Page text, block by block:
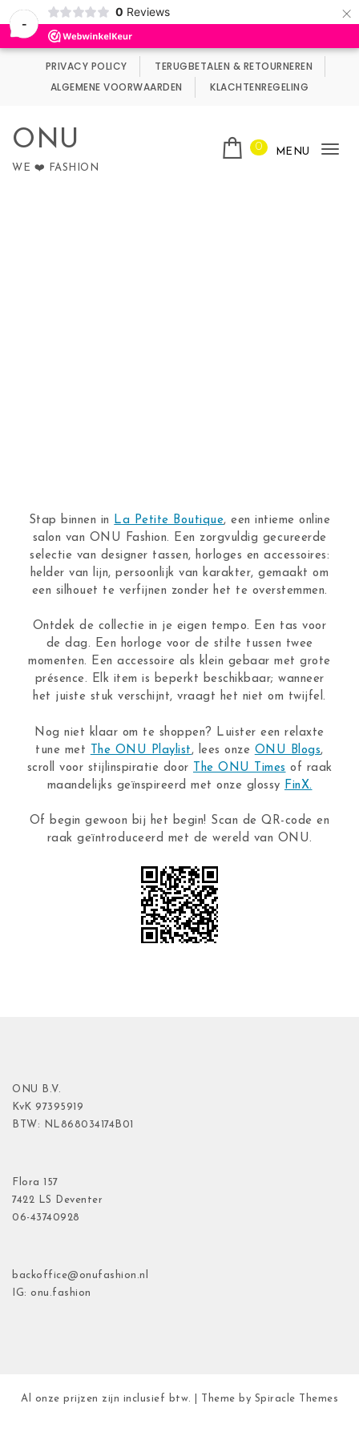
-
0 Reviews ×
Wij maken gebruik van cookies.
PRIVACY POLICY
TERUGBETALEN & RETOURNEREN
ALGEMENE VOORWAARDEN
KLACHTENREGELING
ONU
WE ❤️ FASHION
0 MENU
Stap binnen in La Petite Boutique, een intieme online
salon van ONU Fashion. Een zorgvuldig gecureerde
selectie van designer tassen, horloges en accessoires:
helder van lijn, persoonlijk van karakter, gemaakt om
een silhouet te verfijnen zonder het te overstemmen.
Ontdek de collectie in je eigen tempo. Een tas voor
de dag. Een horloge voor de stilte tussen twee
momenten. Een accessoire als klein gebaar met grote
présence. Elk item is beperkt beschikbaar; wanneer
het juiste stuk verschijnt, vraagt het niet om twijfel.
Nog niet klaar om te shoppen? Luister een relaxte
tune met
The ONU Playlist , lees onze ONU Blogs,
scroll voor stijlinspiratie door
The ONU Times of raak
maandelijks geïnspireerd met onze glossy FinX.
Of begin gewoon bij het begin! Scan de QR-code en
raak geïntroduceerd met de wereld van ONU.
ONU B.V.
KvK 97395919
BTW: NL868034174B01
Flora 157
7422 LS Deventer
06-43740928
backoffice@onufashion.nl
IG: onu.fashion
Al onze prijzen zijn inclusief btw. | Theme by Spiracle Themes